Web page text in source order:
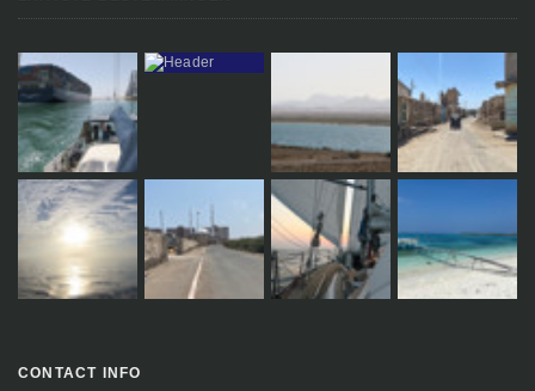
CONTACT INFO